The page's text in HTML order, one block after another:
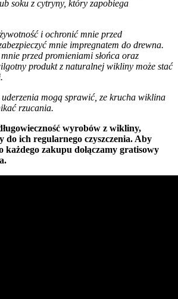
soku z cytryny, który zapobiega
i ochronić mnie przed
mnie impregnatem do drewna.
przed promieniami słońca oraz
produkt z naturalnej wikliny może stać
uderzenia mogą sprawić, ze krucha wiklina
rzucania.
wyrobów z wikliny,
do ich regularnego czyszczenia. Aby
każdego zakupu dołączamy gratisowy